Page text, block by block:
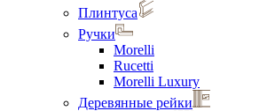
Плинтуса
Ручки
Morelli
Rucetti
Morelli Luxury
Деревянные рейки